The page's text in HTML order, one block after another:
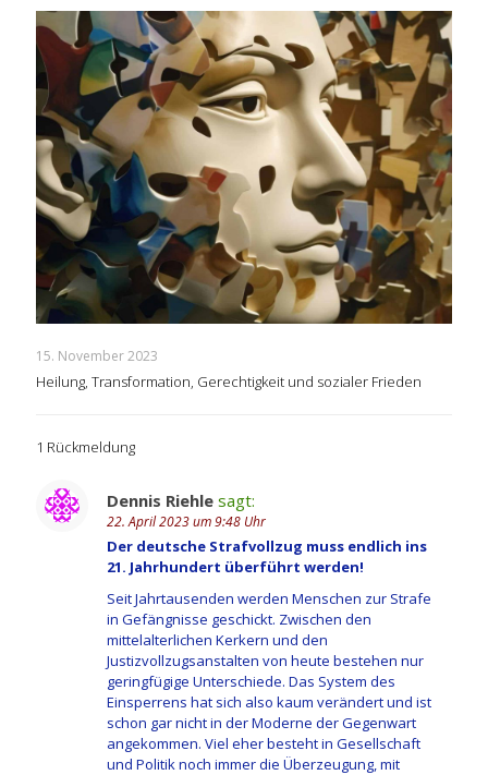
15. November 2023
Heilung, Transformation, Gerechtigkeit und sozialer Frieden
1 Rückmeldung
Dennis Riehle sagt:
22. April 2023 um 9:48 Uhr
Der deutsche Strafvollzug muss endlich ins
21. Jahrhundert überführt werden!
Seit Jahrtausenden werden Menschen zur Strafe
in Gefängnisse geschickt. Zwischen den
mittelalterlichen Kerkern und den
Justizvollzugsanstalten von heute bestehen nur
geringfügige Unterschiede. Das System des
Einsperrens hat sich also kaum verändert und ist
schon gar nicht in der Moderne der Gegenwart
angekommen. Viel eher besteht in Gesellschaft
und Politik noch immer die Überzeugung, mit